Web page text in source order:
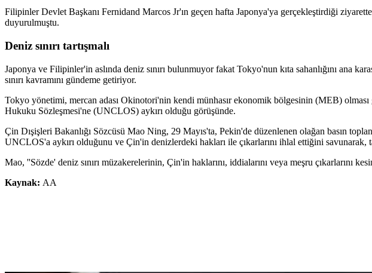
Filipinler Devlet Başkanı Fernidand Marcos Jr'ın geçen hafta Japonya'ya gerçekleştirdiği
duyurulmuştu.
Deniz sınırı tartışmalı
Japonya ve Filipinler'in aslında deniz sınırı bulunmuyor fakat Tokyo'nun kıta sahanlığını ana
sınırı kavramını gündeme getiriyor.
Tokyo yönetimi, mercan adası Okinotori'nin kendi münhasır ekonomik bölgesinin (MEB)
Hukuku Sözleşmesi'ne (UNCLOS) aykırı olduğu görüşünde.
Çin Dışişleri Bakanlığı Sözcüsü Mao Ning, 29 Mayıs'ta, Pekin'de düzenlenen olağan basın
UNCLOS'a aykırı olduğunu ve Çin'in denizlerdeki hakları ile çıkarlarını ihlal ettiğini
Mao, ''Sözde' deniz sınırı müzakerelerinin, Çin'in haklarını, iddialarını veya meşru çıkarlarını
Kaynak: AA